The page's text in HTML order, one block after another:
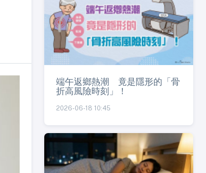
端午返鄉熱潮 竟是隱形的「骨
折高風險時刻」！
2026-06-18 10:45